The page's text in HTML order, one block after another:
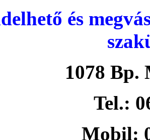
és
1078 Bp.
Tel.:
Mobil: